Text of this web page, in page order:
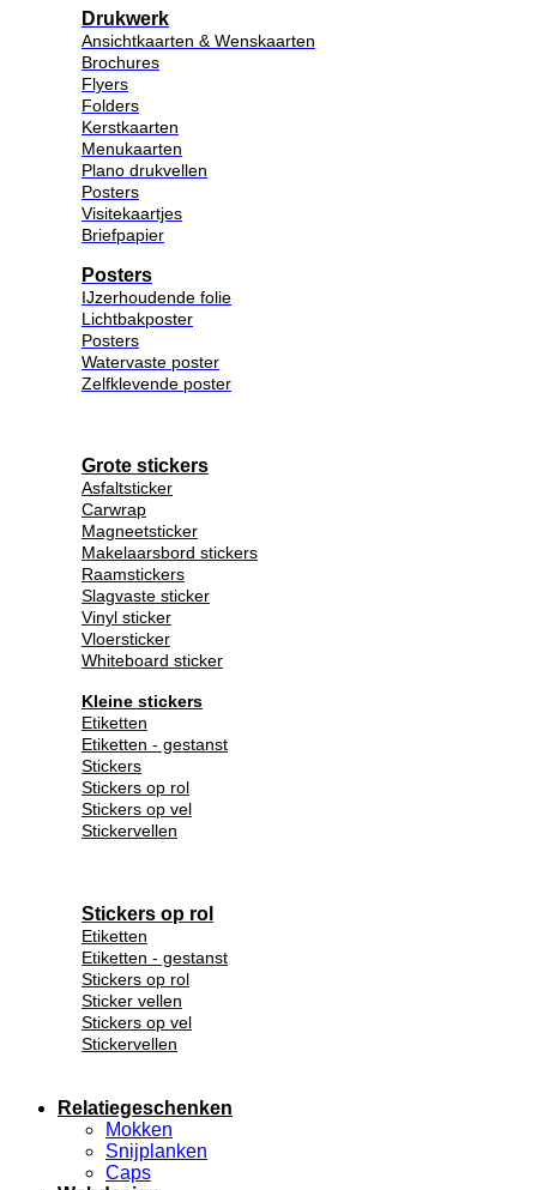
Drukwerk
Ansichtkaarten & Wenskaarten
Brochures
Flyers
Folders
Kerstkaarten
Menukaarten
Plano drukvellen
Posters
Visitekaartjes
Briefpapier
Posters
IJzerhoudende folie
Lichtbakposter
Posters
Watervaste poster
Zelfklevende poster
Grote stickers
Asfaltsticker
Carwrap
Magneetsticker
Makelaarsbord stickers
Raamstickers
Slagvaste sticker
Vinyl sticker
Vloersticker
Whiteboard sticker
Kleine stickers
Etiketten
Etiketten - gestanst
Stickers
Stickers op rol
Stickers op vel
Stickervellen
Stickers op rol
Etiketten
Etiketten - gestanst
Stickers op rol
Sticker vellen
Stickers op vel
Stickervellen
Relatiegeschenken
Mokken
Snijplanken
Caps